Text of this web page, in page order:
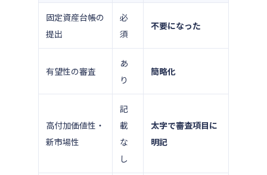
固定資産台帳の
提出
必
須
不要になった
有望性の審査
あ
り
簡略化
高付加価値性・
新市場性
記
載
な
し
太字で審査項目に
明記